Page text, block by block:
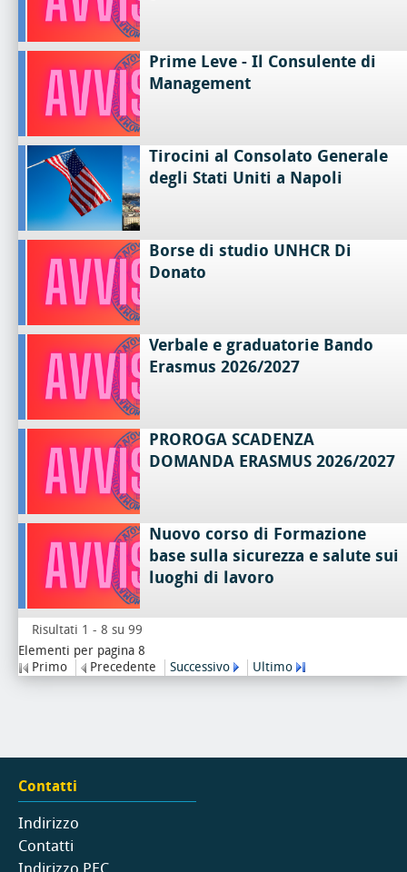
Prime Leve - Il Consulente di
Management
Tirocini al Consolato Generale
degli Stati Uniti a Napoli
Borse di studio UNHCR Di
Donato
Verbale e graduatorie Bando
Erasmus 2026/2027
PROROGA SCADENZA
DOMANDA ERASMUS 2026/2027
Nuovo corso di Formazione
base sulla sicurezza e salute sui
luoghi di lavoro
Risultati 1 - 8 su 99
Elementi per pagina 8
Primo
Precedente Successivo Ultimo
Contatti
Indirizzo
Contatti
Indirizzo PEC